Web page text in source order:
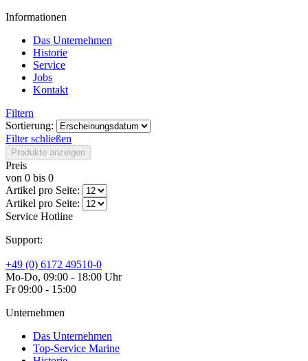
Informationen
Das Unternehmen
Historie
Service
Jobs
Kontakt
Filtern
Sortierung:
Filter schließen
Produkte anzeigen
Preis
von 0 bis 0
Artikel pro Seite:
Artikel pro Seite:
Service Hotline
Support:
+49 (0) 6172 49510-0
Mo-Do, 09:00 - 18:00 Uhr
Fr 09:00 - 15:00
Unternehmen
Das Unternehmen
Top-Service Marine